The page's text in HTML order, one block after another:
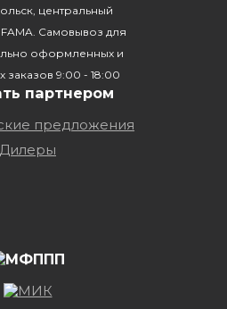
центральный
FAMA. Самовывоз для
оформленных и
заказов 9:00 - 18:00
партнером
предложения
Дилеры